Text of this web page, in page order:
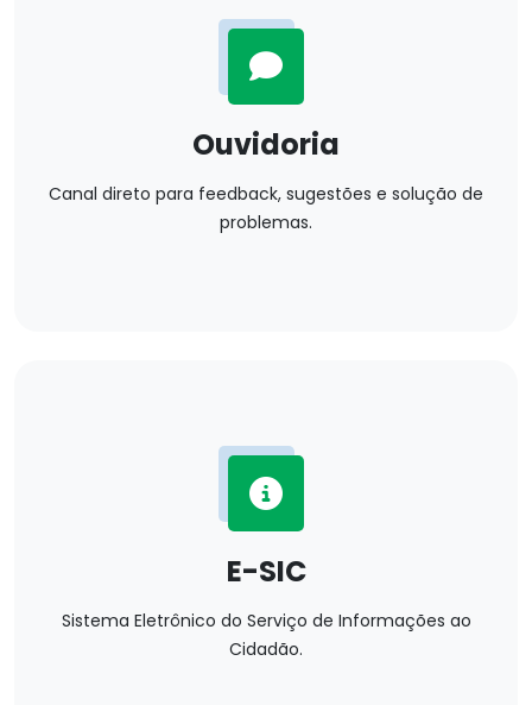
Ouvidoria
Canal direto para feedback, sugestões e solução de
problemas.
E-SIC
Sistema Eletrônico do Serviço de Informações ao
Cidadão.